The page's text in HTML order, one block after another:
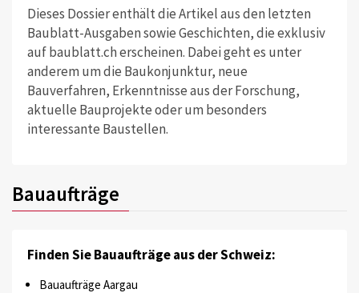
Dieses Dossier enthält die Artikel aus den letzten
Baublatt-Ausgaben sowie Geschichten, die exklusiv
auf baublatt.ch erscheinen. Dabei geht es unter
anderem um die Baukonjunktur, neue
Bauverfahren, Erkenntnisse aus der Forschung,
aktuelle Bauprojekte oder um besonders
interessante Baustellen.
Bauaufträge
Finden Sie Bauaufträge aus der Schweiz:
Bauaufträge Aargau